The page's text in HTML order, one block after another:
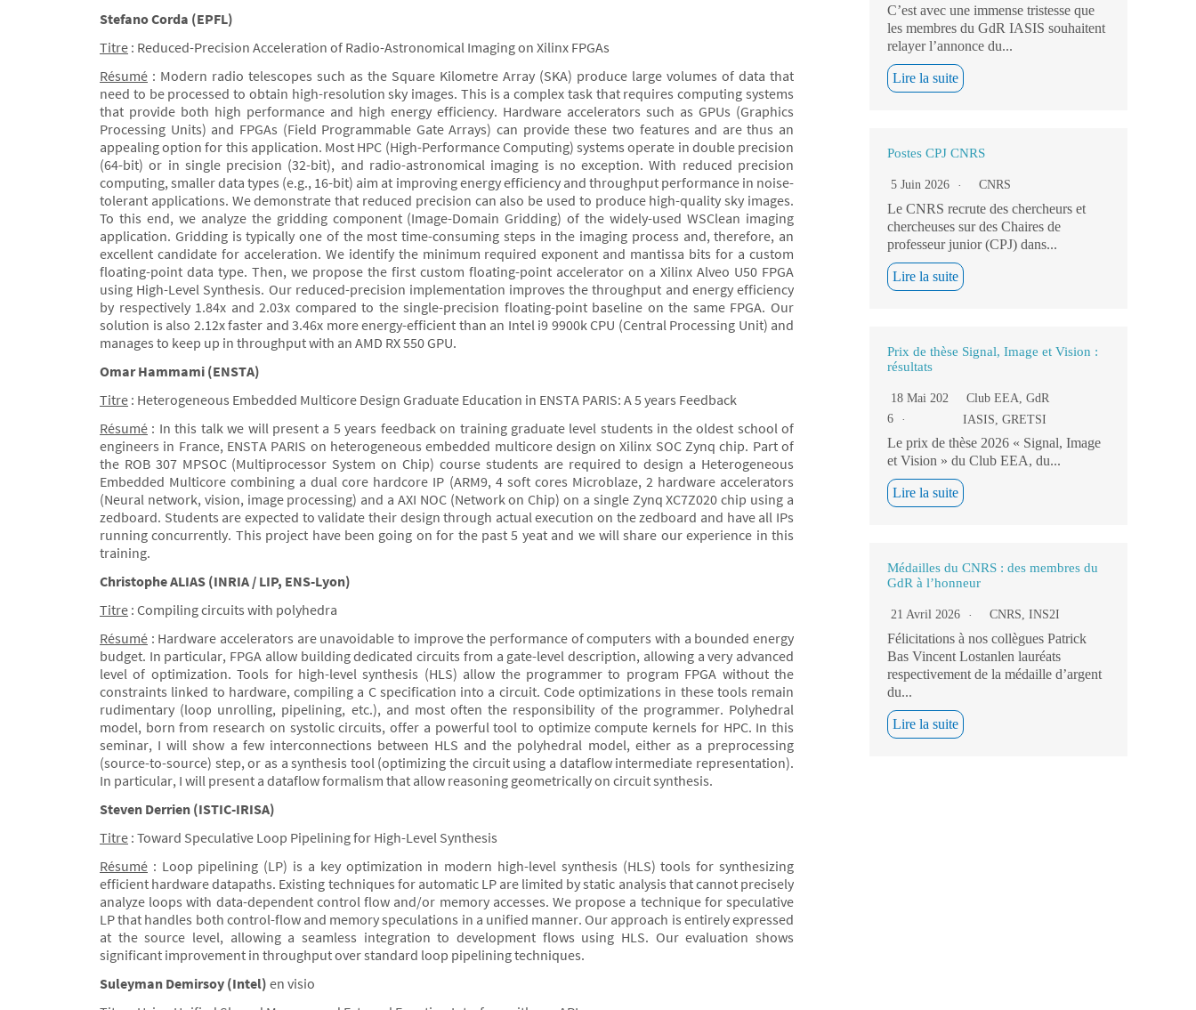
Stefano Corda (EPFL)
Titre : Reduced-Precision Acceleration of Radio-Astronomical Imaging on Xilinx FPGAs
Résumé : Modern radio telescopes such as the Square Kilometre Array (SKA) produce large volumes of data that
need to be processed to obtain high-resolution sky images. This is a complex task that requires computing systems
that provide both high performance and high energy efficiency. Hardware accelerators such as GPUs (Graphics
Processing Units) and FPGAs (Field Programmable Gate Arrays) can provide these two features and are thus an
appealing option for this application. Most HPC (High-Performance Computing) systems operate in double precision
(64-bit) or in single precision (32-bit), and radio-astronomical imaging is no exception. With reduced precision
computing, smaller data types (e.g., 16-bit) aim at improving energy efficiency and throughput performance in noise-
tolerant applications. We demonstrate that reduced precision can also be used to produce high-quality sky images.
To this end, we analyze the gridding component (Image-Domain Gridding) of the widely-used WSClean imaging
application. Gridding is typically one of the most time-consuming steps in the imaging process and, therefore, an
excellent candidate for acceleration. We identify the minimum required exponent and mantissa bits for a custom
floating-point data type. Then, we propose the first custom floating-point accelerator on a Xilinx Alveo U50 FPGA
using High-Level Synthesis. Our reduced-precision implementation improves the throughput and energy efficiency
by respectively 1.84x and 2.03x compared to the single-precision floating-point baseline on the same FPGA. Our
solution is also 2.12x faster and 3.46x more energy-efficient than an Intel i9 9900k CPU (Central Processing Unit) and
manages to keep up in throughput with an AMD RX 550 GPU.
Omar Hammami (ENSTA)
Titre : Heterogeneous Embedded Multicore Design Graduate Education in ENSTA PARIS: A 5 years Feedback
Résumé : In this talk we will present a 5 years feedback on training graduate level students in the oldest school of
engineers in France, ENSTA PARIS on heterogeneous embedded multicore design on Xilinx SOC Zynq chip. Part of
the ROB 307 MPSOC (Multiprocessor System on Chip) course students are required to design a Heterogeneous
Embedded Multicore combining a dual core hardcore IP (ARM9, 4 soft cores Microblaze, 2 hardware accelerators
(Neural network, vision, image processing) and a AXI NOC (Network on Chip) on a single Zynq XC7Z020 chip using a
zedboard. Students are expected to validate their design through actual execution on the zedboard and have all IPs
running concurrently. This project have been going on for the past 5 yeat and we will share our experience in this
training.
Christophe ALIAS (INRIA / LIP, ENS-Lyon)
Titre : Compiling circuits with polyhedra
Résumé : Hardware accelerators are unavoidable to improve the performance of computers with a bounded energy
budget. In particular, FPGA allow building dedicated circuits from a gate-level description, allowing a very advanced
level of optimization. Tools for high-level synthesis (HLS) allow the programmer to program FPGA without the
constraints linked to hardware, compiling a C specification into a circuit. Code optimizations in these tools remain
rudimentary (loop unrolling, pipelining, etc.), and most often the responsibility of the programmer. Polyhedral
model, born from research on systolic circuits, offer a powerful tool to optimize compute kernels for HPC. In this
seminar, I will show a few interconnections between HLS and the polyhedral model, either as a preprocessing
(source-to-source) step, or as a synthesis tool (optimizing the circuit using a dataflow intermediate representation).
In particular, I will present a dataflow formalism that allow reasoning geometrically on circuit synthesis.
Steven Derrien (ISTIC-IRISA)
Titre : Toward Speculative Loop Pipelining for High-Level Synthesis
Résumé : Loop pipelining (LP) is a key optimization in modern high-level synthesis (HLS) tools for synthesizing
efficient hardware datapaths. Existing techniques for automatic LP are limited by static analysis that cannot precisely
analyze loops with data-dependent control flow and/or memory accesses. We propose a technique for speculative
LP that handles both control-flow and memory speculations in a unified manner. Our approach is entirely expressed
at the source level, allowing a seamless integration to development flows using HLS. Our evaluation shows
significant improvement in throughput over standard loop pipelining techniques.
Suleyman Demirsoy (Intel) en visio
C’est avec une immense tristesse que
les membres du GdR IASIS souhaitent
relayer l’annonce du...
Lire la suite
Postes CPJ CNRS
5 Juin 2026 CNRS
Le CNRS recrute des chercheurs et
chercheuses sur des Chaires de
professeur junior (CPJ) dans...
Lire la suite
Prix de thèse Signal, Image et Vision :
résultats
18 Mai 202
6
Club EEA,GdR
IASIS,GRETSI
Le prix de thèse 2026 « Signal, Image
et Vision » du Club EEA, du...
Lire la suite
Médailles du CNRS : des membres du
GdR à l’honneur
21 Avril 2026 CNRS, INS2I
Félicitations à nos collègues Patrick
Bas Vincent Lostanlen lauréats
respectivement de la médaille d’argent
du...
Lire la suite